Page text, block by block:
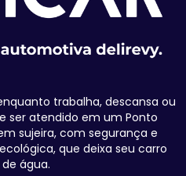
trabalha, descansa ou
ser atendido em um Ponto
sujeira, com segurança e
que deixa seu carro
água.